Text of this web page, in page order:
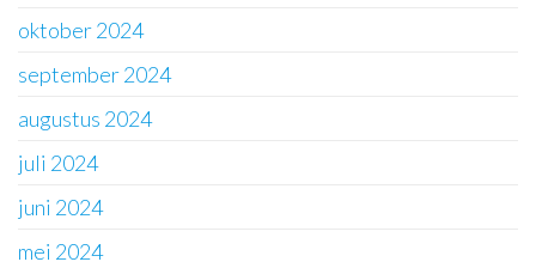
oktober 2024
september 2024
augustus 2024
juli 2024
juni 2024
mei 2024